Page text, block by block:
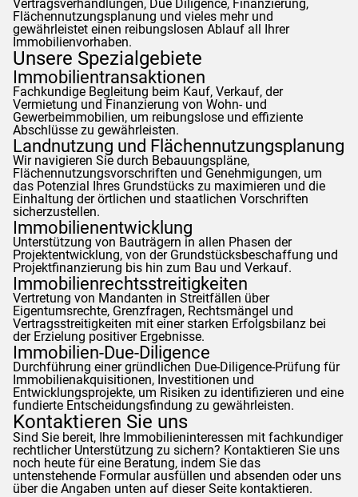
Vertragsverhandlungen, Due Diligence, Finanzierung,
Flächennutzungsplanung und vieles mehr und
gewährleistet einen reibungslosen Ablauf all Ihrer
Immobilienvorhaben.
Unsere Spezialgebiete
Immobilientransaktionen
Fachkundige Begleitung beim Kauf, Verkauf, der
Vermietung und Finanzierung von Wohn- und
Gewerbeimmobilien, um reibungslose und effiziente
Abschlüsse zu gewährleisten.
Landnutzung und Flächennutzungsplanung
Wir navigieren Sie durch Bebauungspläne,
Flächennutzungsvorschriften und Genehmigungen, um
das Potenzial Ihres Grundstücks zu maximieren und die
Einhaltung der örtlichen und staatlichen Vorschriften
sicherzustellen.
Immobilienentwicklung
Unterstützung von Bauträgern in allen Phasen der
Projektentwicklung, von der Grundstücksbeschaffung und
Projektfinanzierung bis hin zum Bau und Verkauf.
Immobilienrechtsstreitigkeiten
Vertretung von Mandanten in Streitfällen über
Eigentumsrechte, Grenzfragen, Rechtsmängel und
Vertragsstreitigkeiten mit einer starken Erfolgsbilanz bei
der Erzielung positiver Ergebnisse.
Immobilien-Due-Diligence
Durchführung einer gründlichen Due-Diligence-Prüfung für
Immobilienakquisitionen, Investitionen und
Entwicklungsprojekte, um Risiken zu identifizieren und eine
fundierte Entscheidungsfindung zu gewährleisten.
Kontaktieren Sie uns
Sind Sie bereit, Ihre Immobilieninteressen mit fachkundiger
rechtlicher Unterstützung zu sichern? Kontaktieren Sie uns
noch heute für eine Beratung, indem Sie das
untenstehende Formular ausfüllen und absenden oder uns
über die Angaben unten auf dieser Seite kontaktieren.